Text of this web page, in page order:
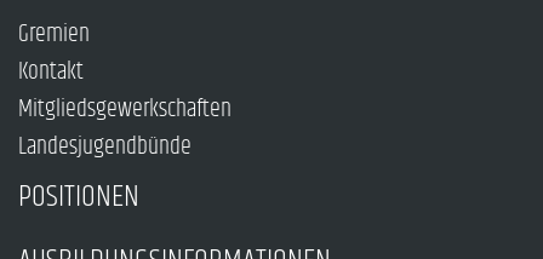
Gremien
Kontakt
Mitgliedsgewerkschaften
Landesjugendbünde
POSITIONEN